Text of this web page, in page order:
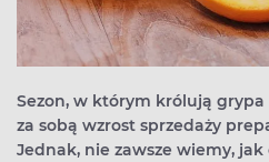
Sezon, w którym królują
za sobą wzrost sprzedaży
Jednak, nie zawsze wiemy,